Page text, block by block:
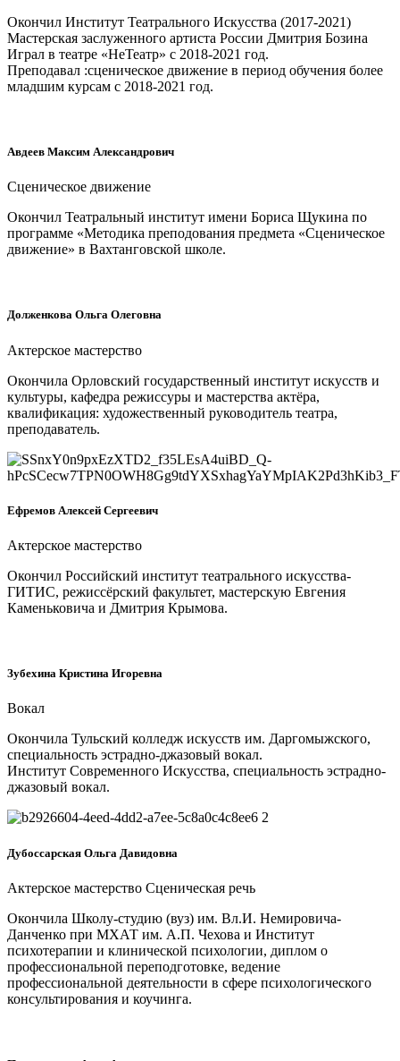
Окончил Институт Театрального Искусства (2017-2021)
Мастерская заслуженного артиста России Дмитрия Бозина
Играл в театре «НеТеатр» с 2018-2021 год.
Преподавал :сценическое движение в период обучения более
младшим курсам с 2018-2021 год.
Авдеев Максим Александрович
Сценическое движение
Окончил Театральный институт имени Бориса Щукина по
программе «Методика преподования предмета «Сценическое
движение» в Вахтанговской школе.
Долженкова Ольга Олеговна
Актерское мастерство
Окончила Орловский государственный институт искусств и
культуры, кафедра режиссуры и мастерства актёра,
квалификация: художественный руководитель театра,
преподаватель.
Ефремов Алексей Сергеевич
Актерское мастерство
Окончил Российский институт театрального искусства-
ГИТИС, режиссёрский факультет, мастерскую Евгения
Каменьковича и Дмитрия Крымова.
Зубехина Кристина Игоревна
Вокал
Окончила Тульский колледж искусств им. Даргомыжского,
специальность эстрадно-джазовый вокал.
Институт Современного Искусства, специальность эстрадно-
джазовый вокал.
Дубоссарская Ольга Давидовна
Актерское мастерство Сценическая речь
Окончила Школу-студию (вуз) им. Вл.И. Немировича-
Данченко при МХАТ им. А.П. Чехова и Институт
психотерапии и клинической психологии, диплом о
профессиональной переподготовке, ведение
профессиональной деятельности в сфере психологического
консультирования и коучинга.